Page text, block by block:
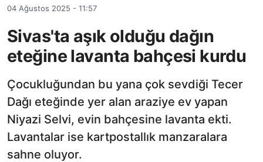
04 Ağustos 2025 - 11:57
Sivas'ta aşık olduğu dağın
eteğine lavanta bahçesi kurdu
Çocukluğundan bu yana çok sevdiği Tecer
Dağı eteğinde yer alan araziye ev yapan
Niyazi Selvi, evin bahçesine lavanta ekti.
Lavantalar ise kartpostallık manzaralara
sahne oluyor.